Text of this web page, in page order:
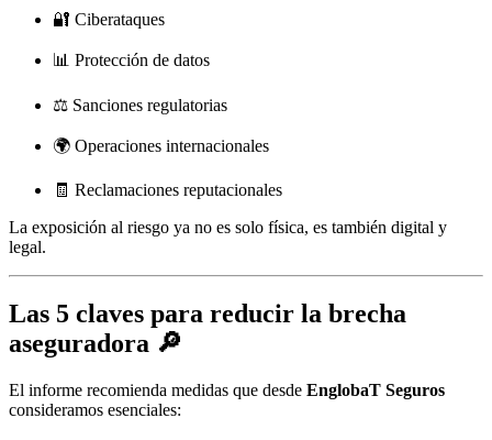
🔐 Ciberataques
📊 Protección de datos
⚖️ Sanciones regulatorias
🌍 Operaciones internacionales
🧾 Reclamaciones reputacionales
La exposición al riesgo ya no es solo física, es también digital y
legal.
Las 5 claves para reducir la brecha
aseguradora 🔎
El informe recomienda medidas que desde EnglobaT Seguros
consideramos esenciales: